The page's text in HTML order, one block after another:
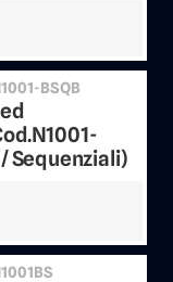
BSQB
/ Sequenziali)